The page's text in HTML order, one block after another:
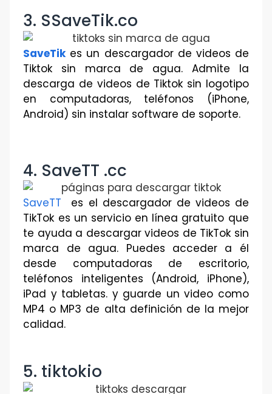
3. SSaveTik.co
SaveTikes un descargador de videos de
Tiktok sin marca de agua. Admite la
descarga de videos de Tiktok sin logotipo
en computadoras, teléfonos (iPhone,
Android) sin instalar software de soporte.
4. SaveTT .cc
SaveTT es el descargador de videos de
TikTok es un servicio en línea gratuito que
te ayuda a descargar videos de TikTok sin
marca de agua. Puedes acceder a él
desde computadoras de escritorio,
teléfonos inteligentes (Android, iPhone),
iPad y tabletas. y guarde un video como
MP4 o MP3 de alta definición de la mejor
calidad.
5. tiktokio